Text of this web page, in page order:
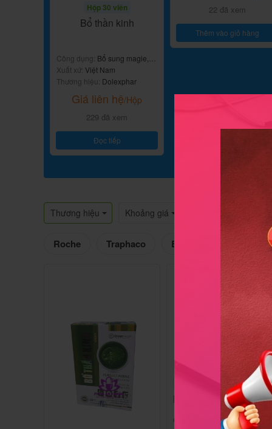
Hộp 30 viên
Bổ thần kinh
Công dụng: Bổ sung magie,
vitamin B, hỗ trợ an thần, giảm
căng thẳng
Xuất xứ: Việt Nam
Thương hiệu: Dolexphar
Giá liên hệ/Hộp
229 đã xem
Đọc tiếp
22 đã xem
Thêm vào giỏ hàng
Thương hiệu Khoảng giá
Roche Traphaco Biomedica
Basocholine Plus
Công dụng:
Tăng cường Oxy